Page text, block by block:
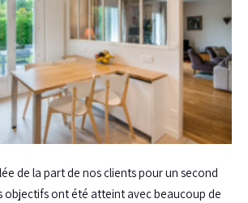
de la part de nos clients pour un second
objectifs ont été atteint avec beaucoup de